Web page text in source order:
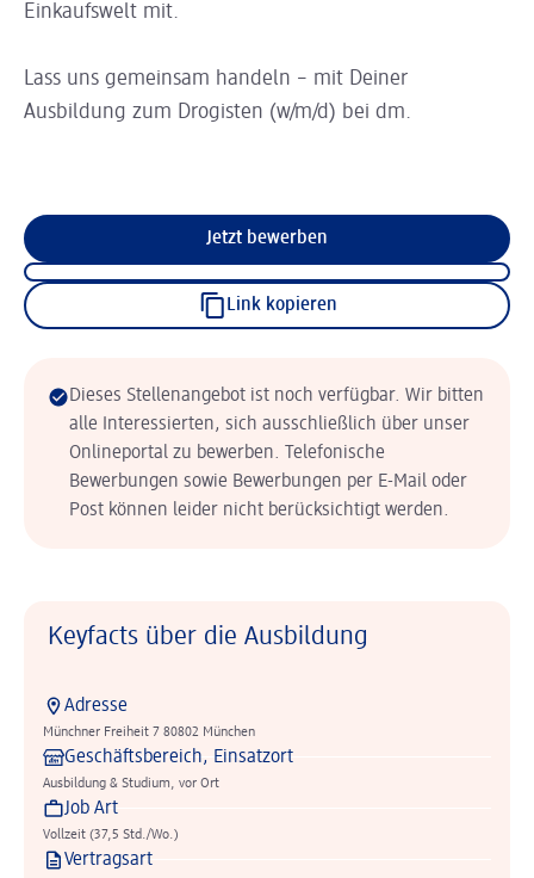
Einkaufswelt mit.
Lass uns gemeinsam handeln – mit Deiner
Ausbildung zum Drogisten (w/m/d) bei dm.
Jetzt bewerben
Link kopieren
Dieses Stellenangebot ist noch verfügbar. Wir bitten
alle Interessierten, sich ausschließlich über unser
Onlineportal zu bewerben. Telefonische
Bewerbungen sowie Bewerbungen per E-Mail oder
Post können leider nicht berücksichtigt werden.
Keyfacts über die Ausbildung
Adresse
Münchner Freiheit 7 80802 München
Geschäftsbereich, Einsatzort
Ausbildung & Studium, vor Ort
Job Art
Vollzeit (37,5 Std./Wo.)
Vertragsart